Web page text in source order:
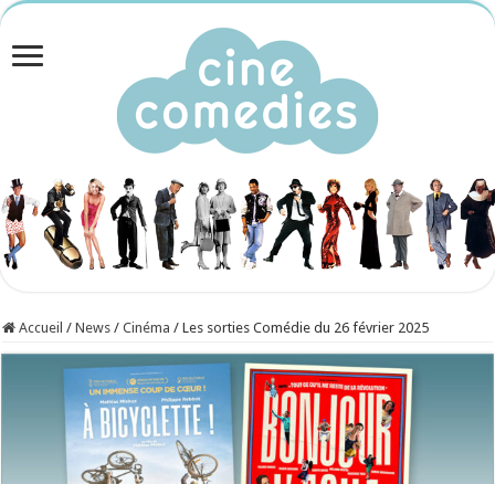
Accueil / News / Cinéma / Les sorties Comédie du 26 février 2025